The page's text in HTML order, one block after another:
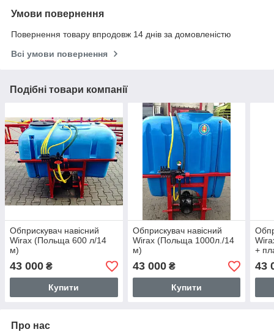
Умови повернення
Повернення товару впродовж 14 днів за домовленістю
Всі умови повернення
Подібні товари компанії
Обприскувач навісний
Wirax (Польща 600 л/14
м)
43 000 ₴
Купити
Обприскувач навісний
Wirax (Польща 1000л./14
м)
43 000₴
Купити
+
43
Про нас